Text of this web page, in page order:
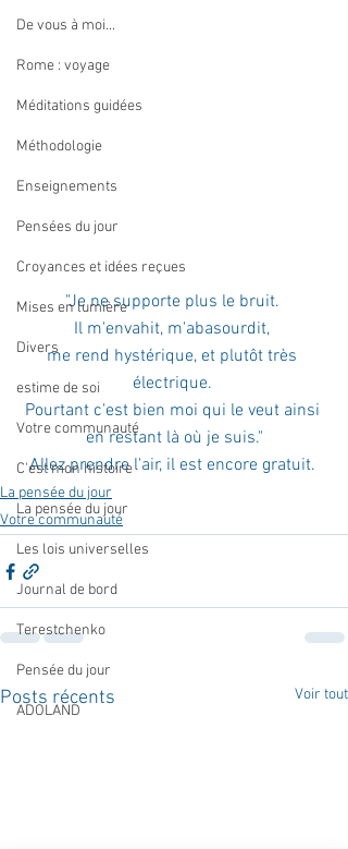
De vous à moi...
Rome : voyage
Méditations guidées
Méthodologie
Enseignements
Pensées du jour
Croyances et idées reçues
Mises en lumière
Divers
estime de soi
Votre communauté
C'est mon histoire
La pensée du jour
Les lois universelles
Journal de bord
Terestchenko
Pensée du jour
ADOLAND
"Je ne supporte plus le bruit.
Il m'envahit, m'abasourdit,
me rend hystérique, et plutôt très
électrique.
Pourtant c'est bien moi qui le veut ainsi
en restant là où je suis."
Allez prendre l'air, il est encore gratuit.
La pensée du jour
Votre communauté
Posts récents Voir tout